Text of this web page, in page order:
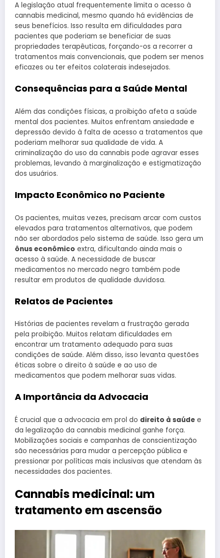
A legislação atual frequentemente limita o acesso à
cannabis medicinal, mesmo quando há evidências de
seus benefícios. Isso resulta em dificuldades para
pacientes que poderiam se beneficiar de suas
propriedades terapêuticas, forçando-os a recorrer a
tratamentos mais convencionais, que podem ser menos
eficazes ou ter efeitos colaterais indesejados.
Consequências para a Saúde Mental
Além das condições físicas, a proibição afeta a saúde
mental dos pacientes. Muitos enfrentam ansiedade e
depressão devido à falta de acesso a tratamentos que
poderiam melhorar sua qualidade de vida. A
criminalização do uso da cannabis pode agravar esses
problemas, levando à marginalização e estigmatização
dos usuários.
Impacto Econômico no Paciente
Os pacientes, muitas vezes, precisam arcar com custos
elevados para tratamentos alternativos, que podem
não ser abordados pelo sistema de saúde. Isso gera um
ônus econômico extra, dificultando ainda mais o
acesso à saúde. A necessidade de buscar
medicamentos no mercado negro também pode
resultar em produtos de qualidade duvidosa.
Relatos de Pacientes
Histórias de pacientes revelam a frustração gerada
pela proibição. Muitos relatam dificuldades em
encontrar um tratamento adequado para suas
condições de saúde. Além disso, isso levanta questões
éticas sobre o direito à saúde e ao uso de
medicamentos que podem melhorar suas vidas.
A Importância da Advocacia
É crucial que a advocacia em prol do direito à saúde e
da legalização da cannabis medicinal ganhe força.
Mobilizações sociais e campanhas de conscientização
são necessárias para mudar a percepção pública e
pressionar por políticas mais inclusivas que atendam às
necessidades dos pacientes.
Cannabis medicinal: um
tratamento em ascensão